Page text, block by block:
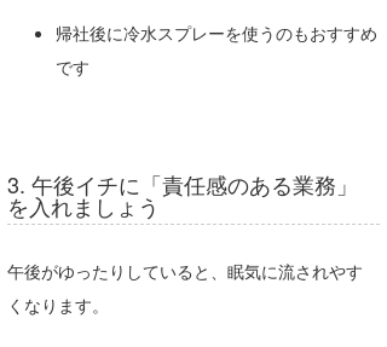
帰社後に冷水スプレーを使うのもおすすめ
です
3. 午後イチに「責任感のある業務」
を入れましょう
午後がゆったりしていると、眠気に流されやす
くなります。